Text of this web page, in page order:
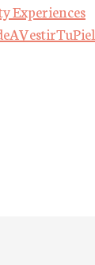
Experiences